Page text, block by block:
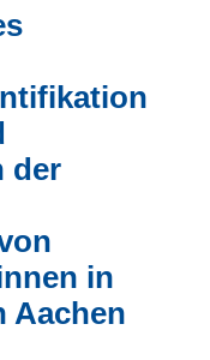
der
in
Aachen